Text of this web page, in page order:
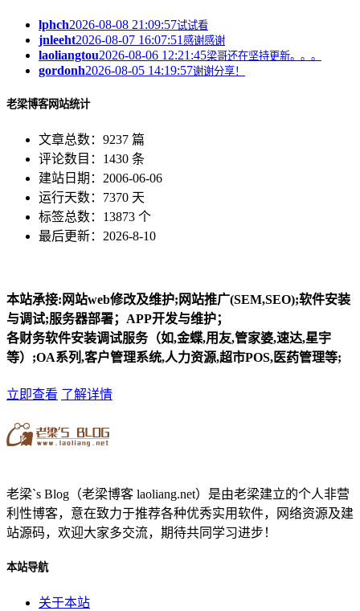
lphch2026-08-08 21:09:57试试看
jnleeht2026-08-07 16:07:51 感谢感谢
laoliangtou2026-08-06 12:21:45梁哥还在坚持更新。。。
gordonh2026-08-05 14:19:57谢谢分享！
老梁博客网站统计
文章总数：9237 篇
评论数目：1430 条
建站日期：2006-06-06
运行天数：7370 天
标签总数：13873 个
最后更新：2026-8-10
本站承接:网站web修改及维护;网站推广(SEM,SEO);软件安装
与调试;服务器部署；APP开发与维护；
各财务软件安装调试服务（如,金蝶,用友,管家婆,速达,星宇
等）;OA系列,客户管理系统,人力资源,超市POS,医药管理等;
立即查看 了解详情
老梁`s Blog（老梁博客 laoliang.net）是由老梁建立的个人非营
利性博客，意在致力于推荐各种优秀实用软件，网络资源及建
站源码，欢迎大家多交流，期待共同学习进步！
本站导航
关于本站